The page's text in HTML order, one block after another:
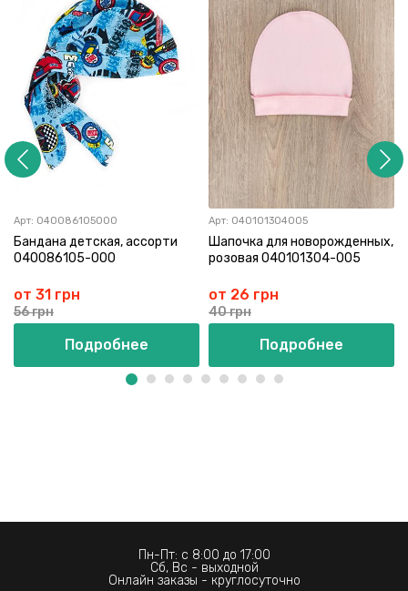
Арт: 040086105000
Бандана детская, ассорти
040086105-000
от 31 грн
56 грн
Подробнее
Арт: 040101304005
Шапочка для новорожденных,
розовая 040101304-005
от 26 грн
40 грн
Подробнее
Пн-Пт: с 8:00 до 17:00
Сб, Вс - выходной
Онлайн заказы - круглосуточно